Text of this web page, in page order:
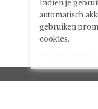
Indien je
automatisch
gebruiken
cookies.